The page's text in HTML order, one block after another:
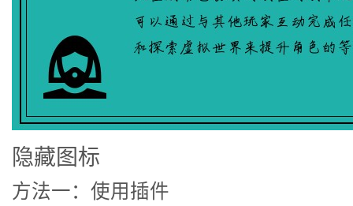
隐藏图标
方法一：使用插件